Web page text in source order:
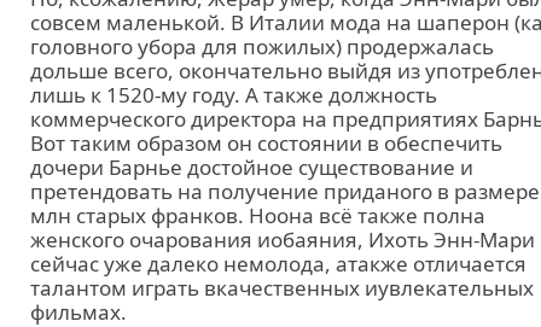
совсем маленькой. В Италии мода на шаперон
головного убора для пожилых) продержалась
дольше всего, окончательно выйдя из
лишь к 1520-му году. А также должность
коммерческого директора на предприятиях
Вот таким образом он состоянии в обеспечить
дочери Барнье достойное существование и
претендовать на получение приданого в
млн старых франков. Ноона всё также полна
женского очарования иобаяния, Ихоть Энн-Мари
сейчас уже далеко немолода, атакже отличается
талантом играть вкачественных иувлекательных
фильмах.